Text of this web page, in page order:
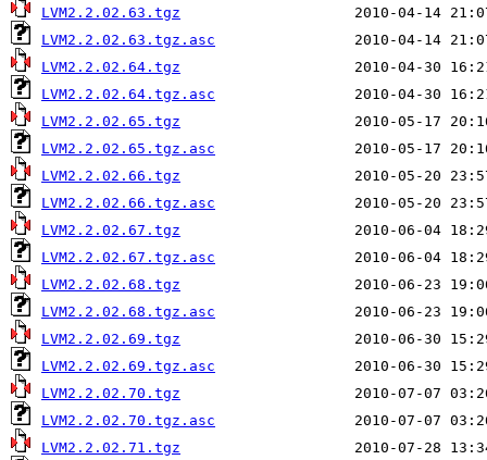
LVM2.2.02.63.tgz
LVM2.2.02.63.tgz.asc
LVM2.2.02.64.tgz
LVM2.2.02.64.tgz.asc
LVM2.2.02.65.tgz
LVM2.2.02.65.tgz.asc
LVM2.2.02.66.tgz
LVM2.2.02.66.tgz.asc
LVM2.2.02.67.tgz
LVM2.2.02.67.tgz.asc
LVM2.2.02.68.tgz
LVM2.2.02.68.tgz.asc
LVM2.2.02.69.tgz
LVM2.2.02.69.tgz.asc
LVM2.2.02.70.tgz
LVM2.2.02.70.tgz.asc
LVM2.2.02.71.tgz